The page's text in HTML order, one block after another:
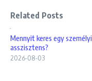
Related Posts
Mennyit keres egy személyi
asszisztens?
2026-08-03